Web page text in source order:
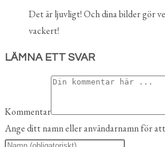
Det är ljuvligt! Och dina bilder gör
vackert!
LÄMNA ETT SVAR
Kommentar
Ange ditt namn eller användarnamn för